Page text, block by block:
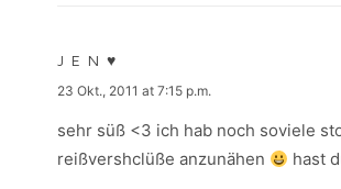
J E N ♥
says:
23 Okt., 2011 at 7:15 p.m.
sehr süß <3 ich hab noch soviele
reißvershclüße anzunähen
hast